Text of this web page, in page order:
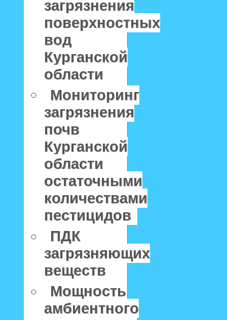
загрязнения
поверхностных
вод
Курганской
области
Мониторинг
загрязнения
почв
Курганской
области
остаточными
количествами
пестицидов
ПДК
загрязняющих
веществ
Мощность
амбиентного